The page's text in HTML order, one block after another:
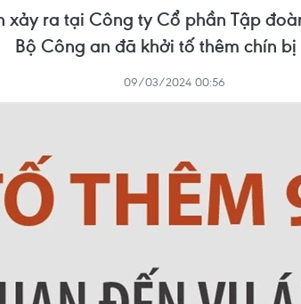
ra tại Công ty Cổ phần Tập
Bộ Công an đã khởi tố thêm chín bị
09/03/2024 00:56